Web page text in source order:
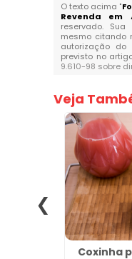
O texto acima "
Revenda em
reservado.
mesmo citando
autorização
previsto no
9.610-98 sobre
Veja
Coxinha